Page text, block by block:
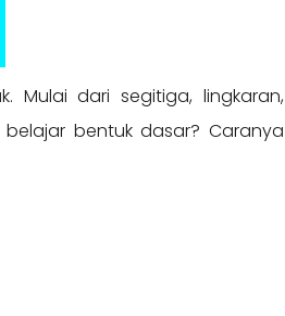
Mulai dari segitiga, lingkaran,
bentuk dasar? Caranya